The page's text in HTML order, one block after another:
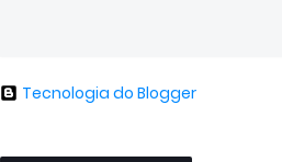
Tecnologia do Blogger